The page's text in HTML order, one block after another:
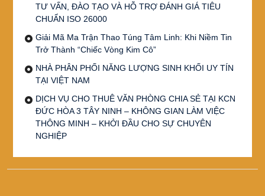
TƯ VẤN, ĐÀO TẠO VÀ HỖ TRỢ ĐÁNH GIÁ TIÊU
CHUẨN ISO 26000
Giải Mã Ma Trận Thao Túng Tâm Linh: Khi Niềm Tin
Trở Thành “Chiếc Vòng Kim Cô”
NHÀ PHÂN PHỐI NĂNG LƯỢNG SINH KHỐI UY TÍN
TẠI VIỆT NAM
DỊCH VỤ CHO THUÊ VĂN PHÒNG CHIA SẺ TẠI KCN
ĐỨC HÒA 3 TÂY NINH – KHÔNG GIAN LÀM VIỆC
THÔNG MINH – KHỞI ĐẦU CHO SỰ CHUYÊN
NGHIỆP